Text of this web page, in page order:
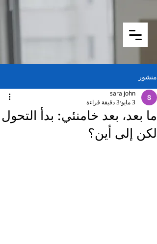
منشور
ما بعد، بعد خامنئي: بدأ التحول
لكن إلى أين؟
sara john
3 مايو
3 دقيقة قراءة